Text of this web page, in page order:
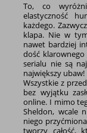
To, co
elastyczność
każdego.
klapa. Nie w
nawet bardziej
dość
serialu nie są
największy ubaw!
Wszystkie z
bez wyjątku
online. I mimo
Sheldon, wcale
niego
tworzy całość,